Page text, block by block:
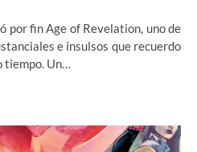
por fin Age of Revelation, uno de
e insulsos que recuerdo
tiempo. Un…